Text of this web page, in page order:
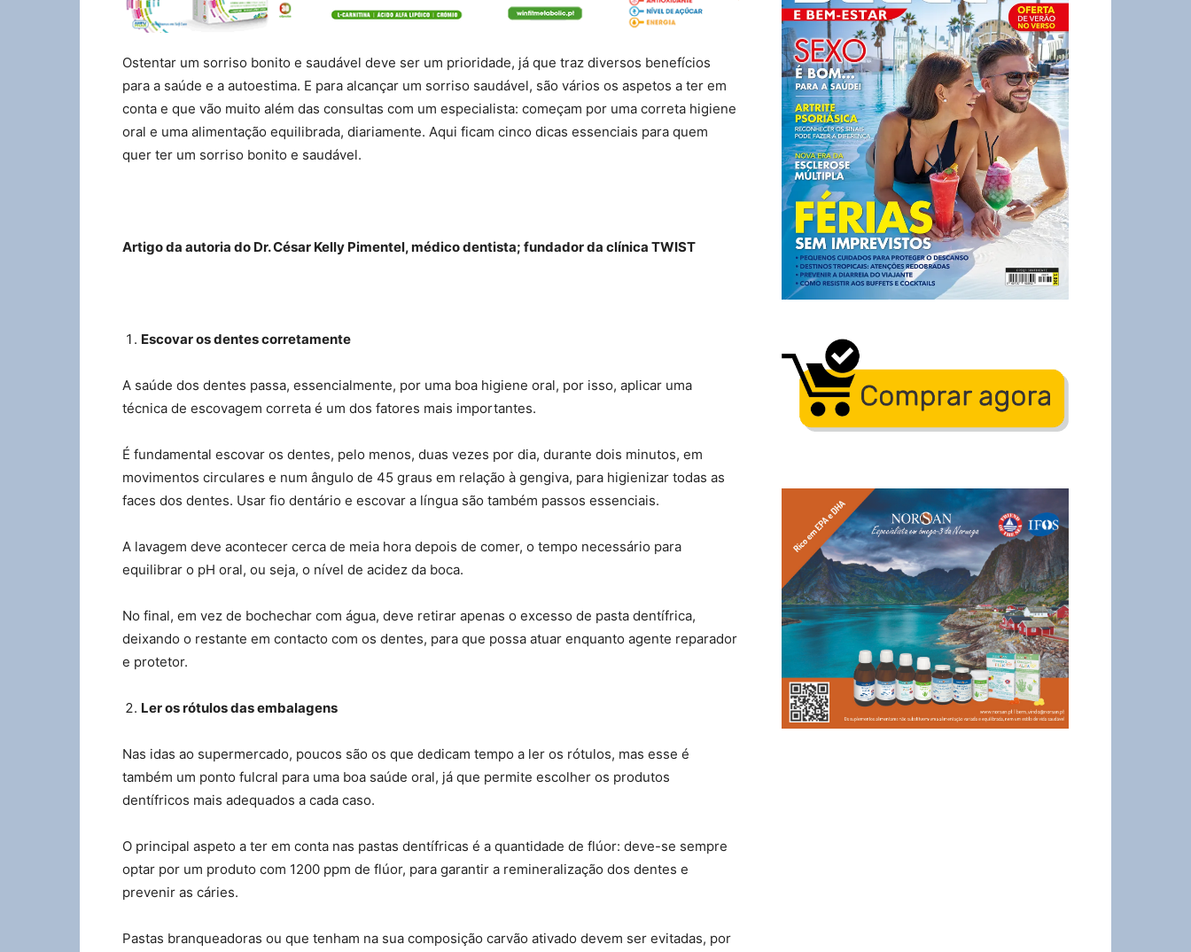
Ostentar um sorriso bonito e saudável deve ser um prioridade, já que traz diversos benefícios
para a saúde e a autoestima. E para alcançar um sorriso saudável, são vários os aspetos a ter em
conta e que vão muito além das consultas com um especialista: começam por uma correta higiene
oral e uma alimentação equilibrada, diariamente. Aqui ficam cinco dicas essenciais para quem
quer ter um sorriso bonito e saudável.
Artigo da autoria do Dr. César Kelly Pimentel, médico dentista; fundador da clínica TWIST
Escovar os dentes corretamente
A saúde dos dentes passa, essencialmente, por uma boa higiene oral, por isso, aplicar uma
técnica de escovagem correta é um dos fatores mais importantes.
É fundamental escovar os dentes, pelo menos, duas vezes por dia, durante dois minutos, em
movimentos circulares e num ângulo de 45 graus em relação à gengiva, para higienizar todas as
faces dos dentes. Usar fio dentário e escovar a língua são também passos essenciais.
A lavagem deve acontecer cerca de meia hora depois de comer, o tempo necessário para
equilibrar o pH oral, ou seja, o nível de acidez da boca.
No final, em vez de bochechar com água, deve retirar apenas o excesso de pasta dentífrica,
deixando o restante em contacto com os dentes, para que possa atuar enquanto agente reparador
e protetor.
Ler os rótulos das embalagens
Nas idas ao supermercado, poucos são os que dedicam tempo a ler os rótulos, mas esse é
também um ponto fulcral para uma boa saúde oral, já que permite escolher os produtos
dentífricos mais adequados a cada caso.
O principal aspeto a ter em conta nas pastas dentífricas é a quantidade de flúor: deve-se sempre
optar por um produto com 1200 ppm de flúor, para garantir a remineralização dos dentes e
prevenir as cáries.
Pastas branqueadoras ou que tenham na sua composição carvão ativado devem ser evitadas, por